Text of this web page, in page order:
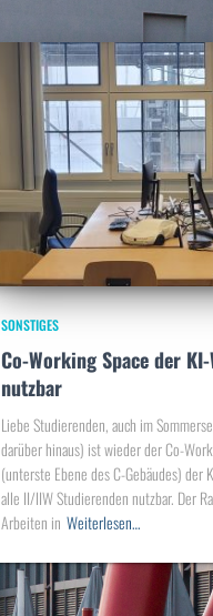
SONSTIGES
Co-Working Space der
nutzbar
Liebe Studierenden, auch im
darüber hinaus) ist wieder der Co-
(unterste Ebene des C-Gebäudes) der
alle II/IIW Studierenden nutzbar. Der
Arbeiten in Weiterlesen…